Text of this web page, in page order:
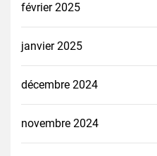
février 2025
janvier 2025
décembre 2024
novembre 2024